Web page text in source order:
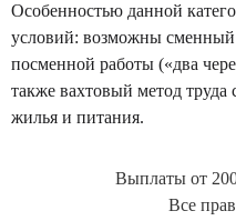
Особенностью данной
условий: возможны сменный
посменной работы («два
также вахтовый метод труда
жилья и питания.
Выплаты от
Все